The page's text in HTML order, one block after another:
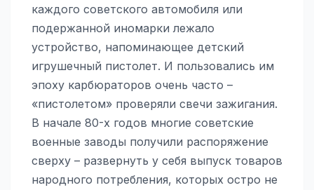
каждого советского автомобиля или
подержанной иномарки лежало
устройство, напоминающее детский
игрушечный пистолет. И пользовались им
эпоху карбюраторов очень часто –
«пистолетом» проверяли свечи зажигания.
В начале 80-х годов многие советские
военные заводы получили распоряжение
сверху – развернуть у себя выпуск товаров
народного потребления, которых остро не